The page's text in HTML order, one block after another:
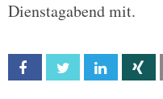
Dienstagabend mit.
Facebook Twitter Linkedin